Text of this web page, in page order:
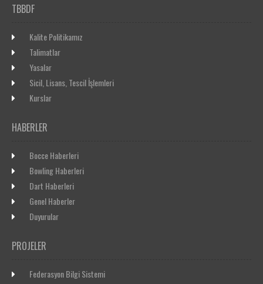
TBBDF
Kalite Politikamız
Talimatlar
Yasalar
Sicil, Lisans, Tescil İşlemleri
Kurslar
HABERLER
Bocce Haberleri
Bowling Haberleri
Dart Haberleri
Genel Haberler
Duyurular
PROJELER
Federasyon Bilgi Sistemi